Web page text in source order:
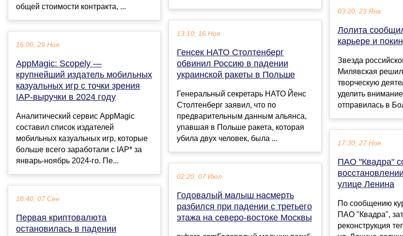
общей стоимости контракта, ...
16:00, 29 Ноя
AppMagic: Scopely —
крупнейший издатель мобильных
казуальных игр с точки зрения
IAP-выручки в 2024 году
Аналитический сервис AppMagic
составил список издателей
мобильных казуальных игр, которые
больше всего заработали с IAP* за
январь-ноябрь 2024-го. Пе...
18:40, 07 Сен
Первая криптовалюта
остановилась в падении
13:10, 16 Ноя
Генсек НАТО Столтенберг
обвинил Россию в падении
украинской ракеты в Польше
Генеральный секретарь НАТО Йенс
Столтенберг заявил, что по
предварительным данным альянса,
упавшая в Польше ракета, которая
убила двух человек, была ...
02:20, 07 Июл
Годовалый малыш насмерть
разбился при падении с третьего
этажа на северо-востоке Москвы
03:20, 23 Янв
Лолита
карьере и
Звезда
Милявская
творческую
уделить
отправилась в
17:30, 27 Ноя
ПАО "Квадра"
улице Ленина
По сообщению
ПАО "Квадра",
реконструкция